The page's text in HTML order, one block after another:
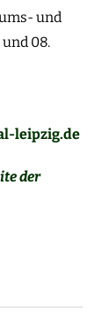
und
08.
leipzig.de
der